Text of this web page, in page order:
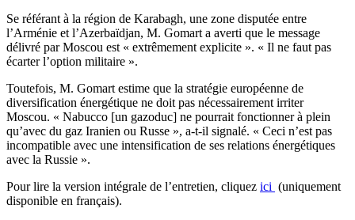
Se référant à la région de Karabagh, une zone disputée entre
l’Arménie et l’Azerbaïdjan, M. Gomart a averti que le message
délivré par Moscou est « extrêmement explicite ». « Il ne faut pas
écarter l’option militaire ».
Toutefois, M. Gomart estime que la stratégie européenne de
diversification énergétique ne doit pas nécessairement irriter
Moscou. « Nabucco [un gazoduc] ne pourrait fonctionner à plein
qu’avec du gaz Iranien ou Russe », a-t-il signalé. « Ceci n’est pas
incompatible avec une intensification de ses relations énergétiques
avec la Russie ».
Pour lire la version intégrale de l’entretien, cliquez ici (uniquement
disponible en français).